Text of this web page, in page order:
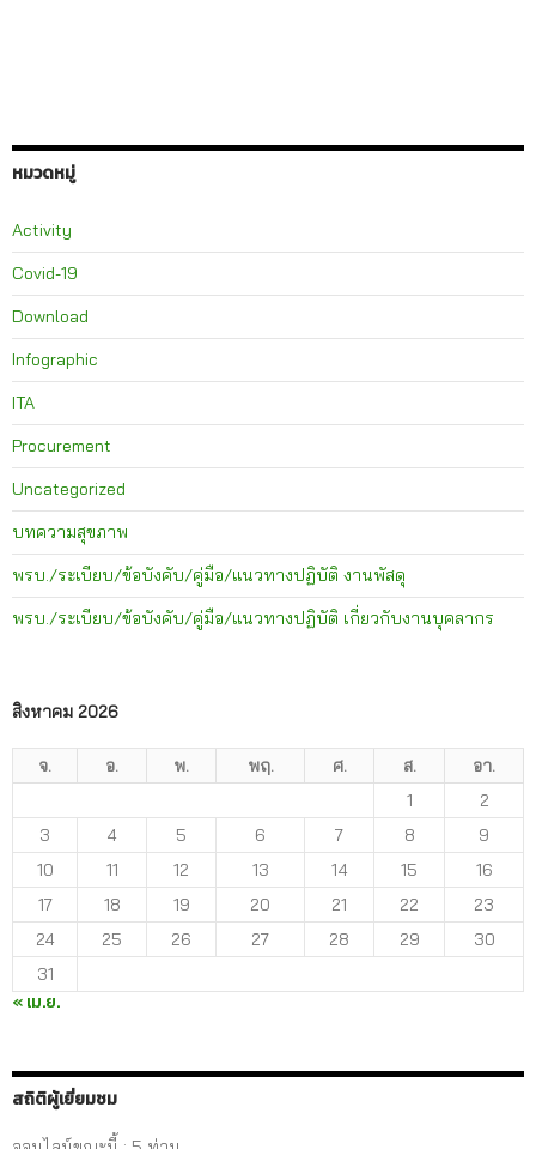
หมวดหมู่
Activity
Covid-19
Download
Infographic
ITA
Procurement
Uncategorized
บทความสุขภาพ
พรบ./ระเบียบ/ข้อบังคับ/คู่มือ/แนวทางปฏิบัติ งานพัสดุ
พรบ./ระเบียบ/ข้อบังคับ/คู่มือ/แนวทางปฏิบัติ เกี่ยวกับงานบุคลากร
สิงหาคม 2026
จ. อ. พ. พฤ. ศ. ส.
อา.
1
2
3
4 5 6 7 8
9
10
11 12 13 14 15
16
17
18 19 20 21 22
23
24
25 26 27 28 29
30
31
« เม.ย.
สถิติผู้เยี่ยมชม